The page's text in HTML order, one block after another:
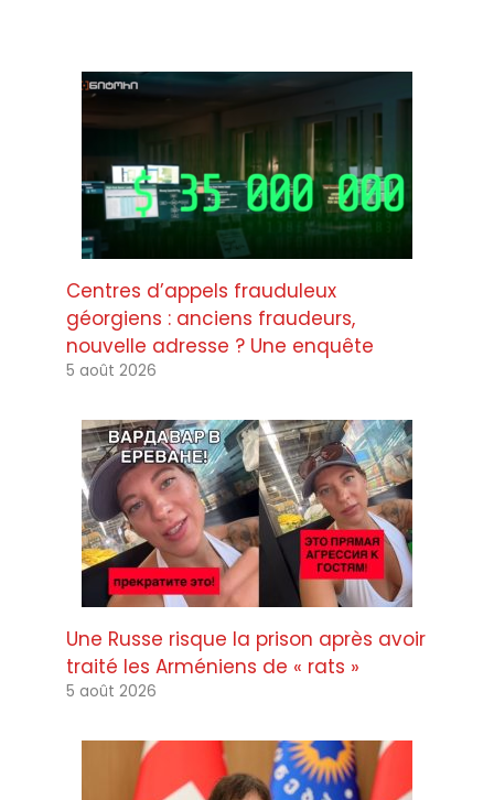
Centres d’appels frauduleux
géorgiens : anciens fraudeurs,
nouvelle adresse ? Une enquête
5 août 2026
Une Russe risque la prison après avoir
traité les Arméniens de « rats »
5 août 2026